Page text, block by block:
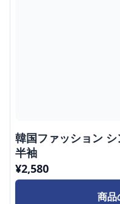
韓国ファッション
半袖
¥2,580
商品